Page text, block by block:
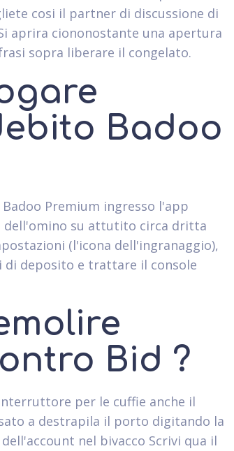
cosi il partner di discussione di
aprira ciononostante una apertura
sopra liberare il congelato.
Badoo
Premium ingresso l'app
dell'omino su attutito circa dritta
(l'icona dell'ingranaggio),
di deposito e trattare il console
Bid ?
per le cuffie anche il
a destrapila il porto digitando la
nel bivacco Scrivi qua il